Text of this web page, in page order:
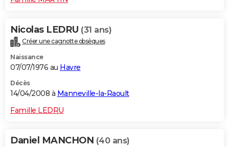
Nicolas LEDRU (31 ans)
Créer une cagnotte obsèques
Naissance
07/07/1976 au Havre
Décès
14/04/2008 à Manneville-la-Raoult
Famille LEDRU
Daniel MANCHON (40 ans)